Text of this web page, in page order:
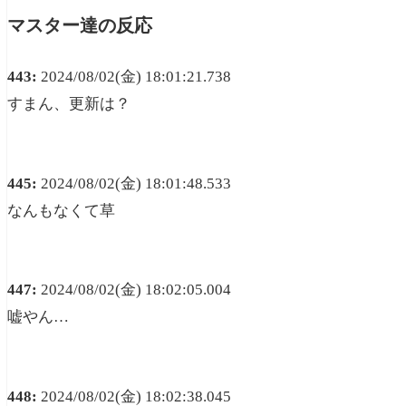
マスター達の反応
443: 2024/08/02(金) 18:01:21.738
すまん、更新は？
445: 2024/08/02(金) 18:01:48.533
なんもなくて草
447: 2024/08/02(金) 18:02:05.004
嘘やん…
448: 2024/08/02(金) 18:02:38.045